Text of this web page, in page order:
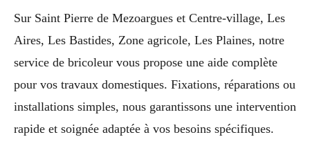
Sur Saint Pierre de Mezoargues et Centre-village, Les
Aires, Les Bastides, Zone agricole, Les Plaines, notre
service de bricoleur vous propose une aide complète
pour vos travaux domestiques. Fixations, réparations ou
installations simples, nous garantissons une intervention
rapide et soignée adaptée à vos besoins spécifiques.